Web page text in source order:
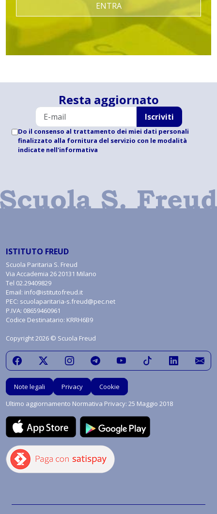
ENTRA
Resta aggiornato
Iscriviti
Do il consenso al trattamento dei miei dati personali
finalizzato alla fornitura del servizio con le modalità
indicate nell'informativa
ISTITUTO FREUD
Scuola Paritaria S. Freud
Via Accademia 26 20131 Milano
Tel 02.29409829
Email: info@istitutofreud.it
PEC: scuolaparitaria-s.freud@pec.net
P.IVA: 08659460961
Codice Destinatario: KRRH6B9
Copyright 2026 © Scuola Freud
Note legali Privacy
Cookie
Ultimo aggiornamento Normativa Privacy: 25 Maggio 2018